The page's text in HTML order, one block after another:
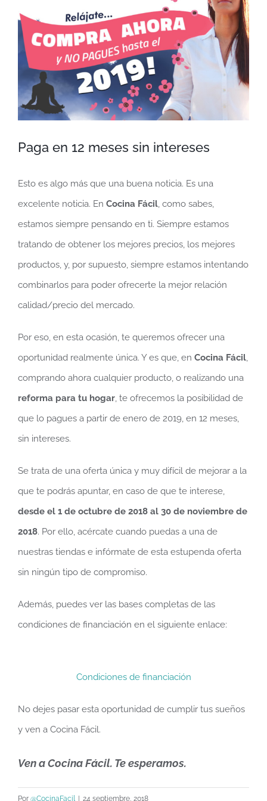
más
grande
Paga en 12 meses sin intereses
Esto es algo más que una buena noticia. Es una
excelente noticia. En Cocina Fácil, como sabes,
estamos siempre pensando en ti. Siempre estamos
tratando de obtener los mejores precios, los mejores
productos, y, por supuesto, siempre estamos intentando
combinarlos para poder ofrecerte la mejor relación
calidad/precio del mercado.
Por eso, en esta ocasión, te queremos ofrecer una
oportunidad realmente única. Y es que, en Cocina Fácil,
comprando ahora cualquier producto, o realizando una
reforma para tu hogar, te ofrecemos la posibilidad de
que lo pagues a partir de enero de 2019, en 12 meses,
sin intereses.
Se trata de una oferta única y muy difícil de mejorar a la
que te podrás apuntar, en caso de que te interese,
desde el 1 de octubre de 2018 al 30 de noviembre de
2018. Por ello, acércate cuando puedas a una de
nuestras tiendas e infórmate de esta estupenda oferta
sin ningún tipo de compromiso.
Además, puedes ver las bases completas de las
condiciones de financiación en el siguiente enlace:
Condiciones de financiación
No dejes pasar esta oportunidad de cumplir tus sueños
y ven a Cocina Fácil.
Ven a Cocina Fácil. Te esperamos.
Por @CocinaFacil 24 septiembre, 2018